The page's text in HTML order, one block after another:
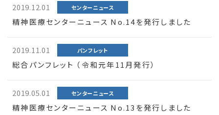
2019.12.01 センターニュース
精神医療センターニュース No.14を発行しました
2019.11.01 パンフレット
総合パンフレット （令和元年11月発行）
2019.05.01 センターニュース
精神医療センターニュース No.13を発行しました